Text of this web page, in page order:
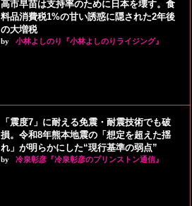
高市早苗は支持率のために日本を壊す。食
料品消費税1%の甘い誘惑に隠された2年後
の大増税
by 小林よしのり『小林よしのりライジング』
「震度7」に耐える免震・耐震技術でも破
損。令和8年熊本地震の「想定を超えた揺
れ」が明らかにした“現行基準の弱点”
by 冷泉彰彦『冷泉彰彦のプリンストン通信』